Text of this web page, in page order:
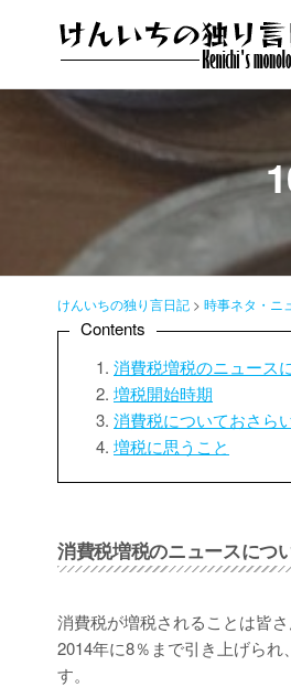
ン
けんいちの独り言日記 > 時事ネタ・ニ
Contents
消費税増税のニュース
増税開始時期
消費税についておさら
増税に思うこと
消費税増税のニュースにつ
消費税が増税されることは皆
2014年に8％まで引き上げら
す。